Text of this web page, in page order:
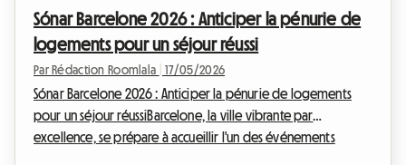
Paris sans faire exploser son bu...
Sónar Barcelone 2026 : Anticiper la pénurie de
logements pour un séjour réussi
Par Rédaction Roomlala 17/05/2026
Sónar Barcelone 2026 : Anticiper la pénurie de logements
pour un séjour réussiBarcelone, la ville vibrante par
excellence, se prépare à accueillir l'un des événements